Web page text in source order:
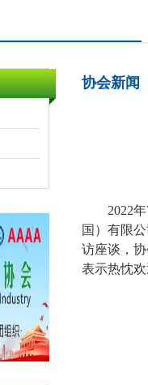
协会新闻
2022
国）有限
访座谈，
表示热忱